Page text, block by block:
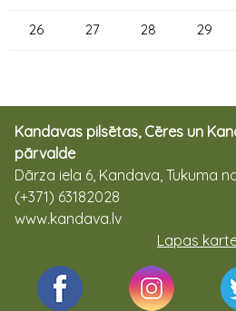
26 27 28 29
Kandavas pilsētas, Cēres un
pārvalde
Dārza iela 6, Kandava, Tukuma
(+371) 63182028
www.kandava.lv
Lapas